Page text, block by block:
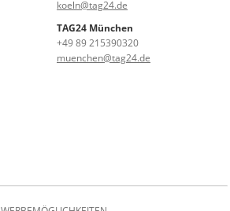
koeln@tag24.de
TAG24 München
+49 89 215390320
muenchen@tag24.de